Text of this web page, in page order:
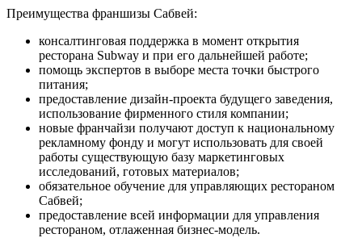
Преимущества франшизы Сабвей:
консалтинговая поддержка в момент открытия
ресторана Subway и при его дальнейшей работе;
помощь экспертов в выборе места точки быстрого
питания;
предоставление дизайн-проекта будущего заведения,
использование фирменного стиля компании;
новые франчайзи получают доступ к национальному
рекламному фонду и могут использовать для своей
работы существующую базу маркетинговых
исследований, готовых материалов;
обязательное обучение для управляющих рестораном
Сабвей;
предоставление всей информации для управления
рестораном, отлаженная бизнес-модель.